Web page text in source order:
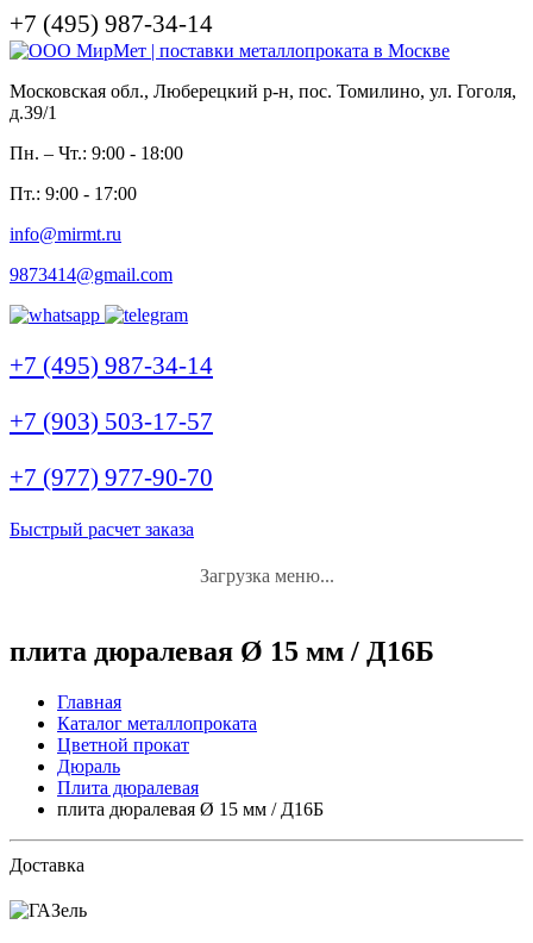
+7 (495) 987-34-14
Московская обл., Люберецкий р-н, пос. Томилино, ул. Гоголя,
д.39/1
Пн. – Чт.: 9:00 - 18:00
Пт.: 9:00 - 17:00
info@mirmt.ru
9873414@gmail.com
+7 (495) 987-34-14
+7 (903) 503-17-57
+7 (977) 977-90-70
Быстрый расчет заказа
Загрузка меню...
плита дюралевая Ø 15 мм / Д16Б
Главная
Каталог металлопроката
Цветной прокат
Дюраль
Плита дюралевая
плита дюралевая Ø 15 мм / Д16Б
Доставка